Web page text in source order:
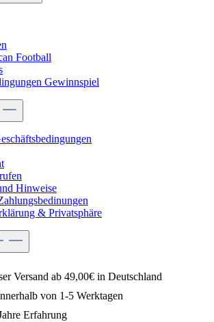
Football
Gewinnspiel
Hinweise
& Privatsphäre
Versand ab 49,00€ in Deutschland
von 1-5 Werktagen
Erfahrung